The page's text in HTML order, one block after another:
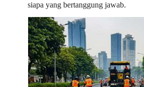
siapa yang bertanggung jawab.